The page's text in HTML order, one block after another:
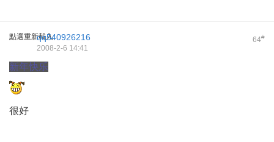
點選重新載入 64#
qq540926216
2008-2-6 14:41
新年快乐
很好